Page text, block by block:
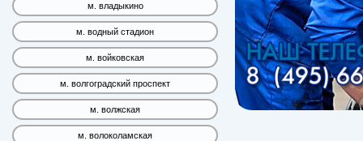
м. владыкино
м. водный стадион
м. войковская
м. волгоградский проспект
м. волжская
м. волоколамская